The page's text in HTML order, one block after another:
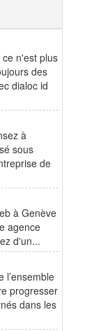
n'est plus
des
dialoc id
à
sous
de
à Genève
agence
d'un...
l’ensemble
progresser
dans les